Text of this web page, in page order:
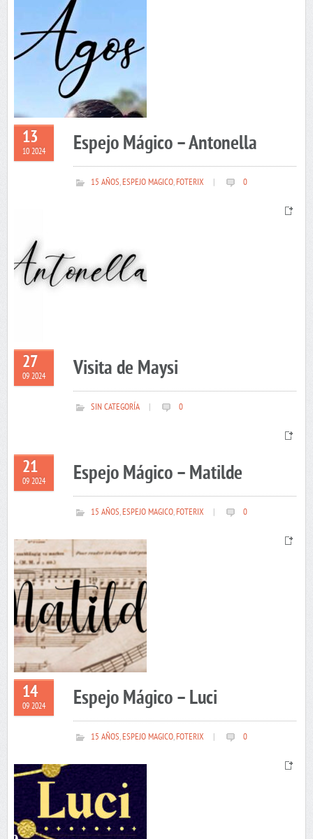
13
10 2024 Espejo Mágico – Antonella
15 AÑOS,ESPEJO MAGICO,FOTERIX 0
27
09 2024 Visita de Maysi
SIN CATEGORÍA 0
21
09 2024 Espejo Mágico – Matilde
15 AÑOS,ESPEJO MAGICO,FOTERIX 0
14
09 2024 Espejo Mágico – Luci
15 AÑOS,ESPEJO MAGICO,FOTERIX 0